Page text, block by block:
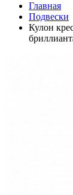
Главная
Подвески
Кулон